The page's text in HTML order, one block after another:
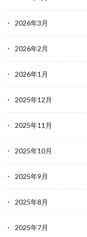
2026年3月
2026年2月
2026年1月
2025年12月
2025年11月
2025年10月
2025年9月
2025年8月
2025年7月